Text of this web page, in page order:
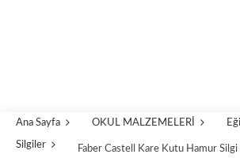
Ana Sayfa OKUL MALZEMELERİ
Silgiler Faber Castell Kare Kutu Hamur Silgi